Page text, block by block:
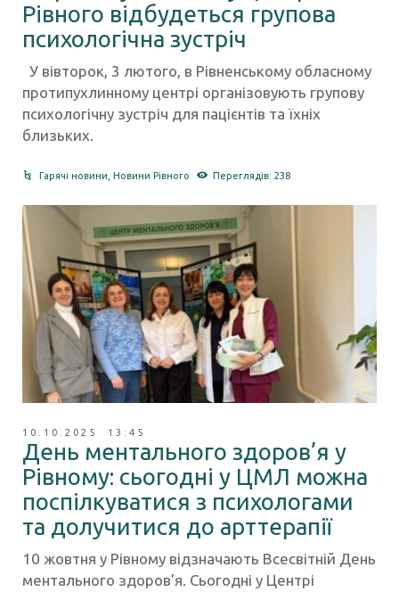
Рівного відбудеться групова
психологічна зустріч
У вівторок, 3 лютого, в Рівненському обласному
протипухлинному центрі організовують групову
психологічну зустріч для пацієнтів та їхніх
близьких.
Гарячі новини ,Новини Рівного Переглядів: 238
10.10.2025 13:45
День ментального здоров’я у
Рівному: сьогодні у ЦМЛ можна
поспілкуватися з психологами
та долучитися до арттерапії
10 жовтня у Рівному відзначають Всесвітній День
ментального здоров’я. Сьогодні у Центрі